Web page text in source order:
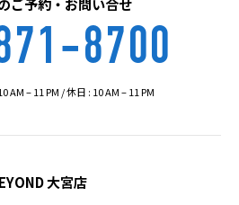
ご予約・お問い合せ
8700
– 11 PM / 休日 : 10 AM – 11 PM
大宮店